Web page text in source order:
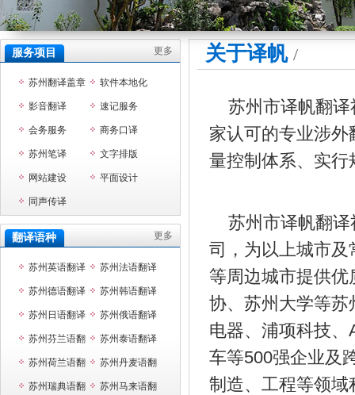
关于译帆 /
苏州市译帆翻译
家认可的专业涉
量控制体系、实
苏州市译帆翻译
司，为以上城市
等周边城市提供
协、苏州大学等
电器、浦项科技
车等500强企业及
制造、工程等领
服务项目 更多
苏州翻译盖章 软件本地化
影音翻译 速记服务
会务服务 商务口译
苏州笔译 文字排版
网站建设 平面设计
同声传译
翻译语种 更多
苏州英语翻译 苏州法语翻译
苏州德语翻译 苏州韩语翻译
苏州日语翻译 苏州俄语翻译
苏州芬兰语翻
译
苏州泰语翻译
苏州荷兰语翻
译
苏州丹麦语翻
译
苏州瑞典语翻 苏州马来语翻